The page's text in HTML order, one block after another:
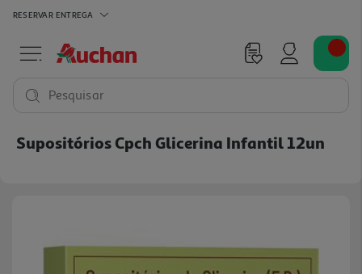
RESERVAR ENTREGA
Pesquisar
Supositórios Cpch Glicerina Infantil 12un